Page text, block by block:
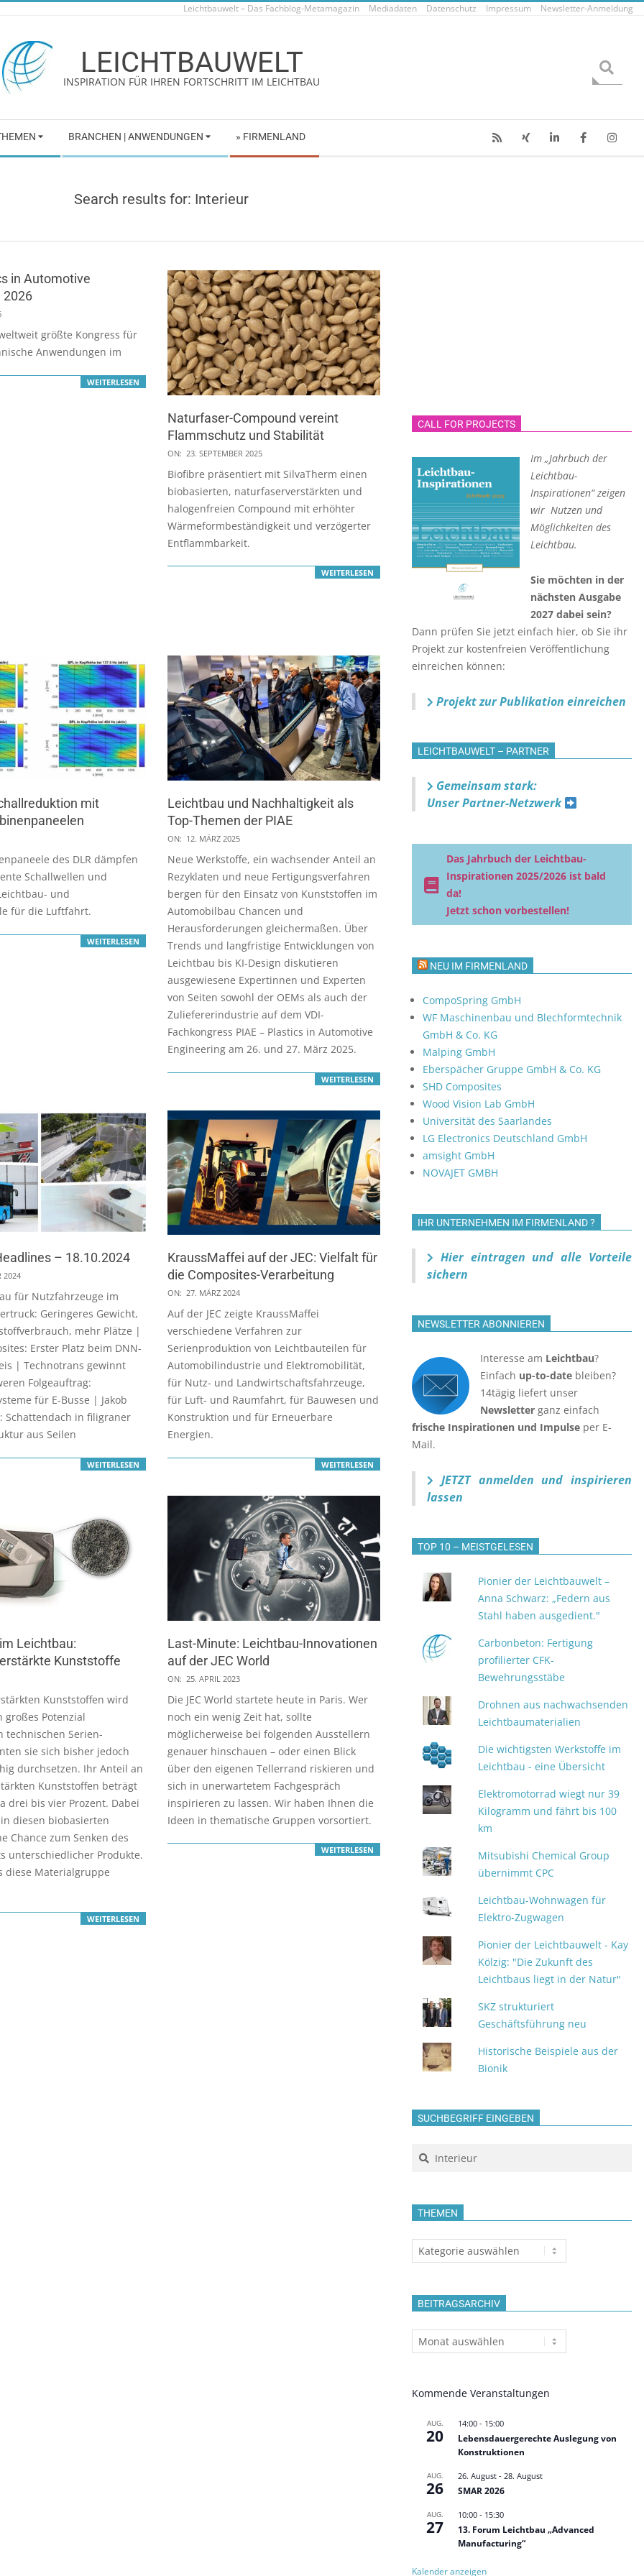
Leichtbauwelt – Das Fachblog-Metamagazin Mediadaten Datenschutz Impressum Newsletter-Anmeldung
LEICHTBAUWELT
INSPIRATION FÜR IHREN FORTSCHRITT IM LEICHTBAU
BRANCHEN | ANWENDUNGEN » FIRMENLAND
Search results for: Interieur
in Automotive
2026
größte Kongress für
Anwendungen im
WEITERLESEN
Naturfaser-Compound vereint
Flammschutz und Stabilität
2025-
09-
23
ON: 23. SEPTEMBER 2025
Biofibre präsentiert mit SilvaTherm einen
biobasierten, naturfaserverstärkten und
halogenfreien Compound mit erhöhter
Wärmeformbeständigkeit und verzögerter
Entflammbarkeit.
WEITERLESEN
mit
des DLR dämpfen
Schallwellen und
und
für die Luftfahrt.
WEITERLESEN
Leichtbau und Nachhaltigkeit als
Top-Themen der PIAE
2025-
03-
12
ON: 12. MÄRZ 2025
Neue Werkstoffe, ein wachsender Anteil an
Rezyklaten und neue Fertigungsverfahren
bergen für den Einsatz von Kunststoffen im
Automobilbau Chancen und
Herausforderungen gleichermaßen. Über
Trends und langfristige Entwicklungen von
Leichtbau bis KI-Design diskutieren
ausgewiesene Expertinnen und Experten
von Seiten sowohl der OEMs als auch der
Zuliefererindustrie auf dem VDI-
Fachkongress PIAE – Plastics in Automotive
Engineering am 26. und 27. März 2025.
WEITERLESEN
– 18.10.2024
2024
für Nutzfahrzeuge im
Geringeres Gewicht,
mehr Plätze |
Erster Platz beim DNN-
| Technotrans gewinnt
Folgeauftrag:
für E-Busse | Jakob
Schattendach in filigraner
aus Seilen
WEITERLESEN
KraussMaffei auf der JEC: Vielfalt für
die Composites-Verarbeitung
2024-
03-
27
ON: 27. MÄRZ 2024
Auf der JEC zeigte KraussMaffei
verschiedene Verfahren zur
Serienproduktion von Leichtbauteilen für
Automobilindustrie und Elektromobilität,
für Nutz- und Landwirtschaftsfahrzeuge,
für Luft- und Raumfahrt, für Bauwesen und
Konstruktion und für Erneuerbare
Energien.
WEITERLESEN
Leichtbau:
Kunststoffe
Kunststoffen wird
großes Potenzial
technischen Serien-
sie sich bisher jedoch
durchsetzen. Ihr Anteil an
Kunststoffen beträgt
drei bis vier Prozent. Dabei
diesen biobasierten
Chance zum Senken des
unterschiedlicher Produkte.
diese Materialgruppe
WEITERLESEN
Last-Minute: Leichtbau-Innovationen
auf der JEC World
2023-
04-
ON: 25. APRIL 2023
Die JEC World startete heute in Paris. Wer
noch ein wenig Zeit hat, sollte
möglicherweise bei folgenden Ausstellern
genauer hinschauen – oder einen Blick
über den eigenen Tellerrand riskieren und
sich in unerwartetem Fachgespräch
inspirieren zu lassen. Wir haben Ihnen die
Ideen in thematische Gruppen vorsortiert.
WEITERLESEN
CALL FOR PROJECTS
Im „Jahrbuch der
Leichtbau-
Inspirationen“ zeigen
wir Nutzen und
Möglichkeiten des
Leichtbau.
Sie möchten in der
nächsten Ausgabe
2027 dabei sein?
Dann prüfen Sie jetzt einfach hier, ob Sie ihr
Projekt zur kostenfreien Veröffentlichung
einreichen können:
Projekt zur Publikation einreichen
LEICHTBAUWELT – PARTNER
Gemeinsam stark:
Unser Partner-Netzwerk
Das Jahrbuch der Leichtbau-
Inspirationen 2025/2026 ist bald
da!
Jetzt schon vorbestellen!
NEU IM FIRMENLAND
CompoSpring GmbH
WF Maschinenbau und Blechformtechnik
GmbH & Co. KG
Malping GmbH
Eberspächer Gruppe GmbH & Co. KG
SHD Composites
Wood Vision Lab GmbH
Universität des Saarlandes
LG Electronics Deutschland GmbH
amsight GmbH
NOVAJET GMBH
IHR UNTERNEHMEN IM FIRMENLAND ?
Hier eintragen und alle Vorteile
sichern
NEWSLETTER ABONNIEREN
Interesse am Leichtbau?
Einfach up-to-date bleiben?
14tägig liefert unser
Newsletter ganz einfach
frische Inspirationen und Impulse per E-
Mail.
JETZT anmelden und inspirieren
lassen
TOP 10 – MEISTGELESEN
Pionier der Leichtbauwelt –
Anna Schwarz: „Federn aus
Stahl haben ausgedient."
Carbonbeton: Fertigung
profilierter CFK-
Bewehrungsstäbe
Drohnen aus nachwachsenden
Leichtbaumaterialien
Die wichtigsten Werkstoffe im
Leichtbau - eine Übersicht
Elektromotorrad wiegt nur 39
Kilogramm und fährt bis 100
km
Mitsubishi Chemical Group
übernimmt CPC
Leichtbau-Wohnwagen für
Elektro-Zugwagen
Pionier der Leichtbauwelt - Kay
Kölzig: "Die Zukunft des
Leichtbaus liegt in der Natur"
SKZ strukturiert
Geschäftsführung neu
Historische Beispiele aus der
Bionik
SUCHBEGRIFF EINGEBEN
Search
THEMEN
Themen
BEITRAGSARCHIV
Beitragsarchiv
Kommende Veranstaltungen
AUG.
20
14:00 - 15:00
Lebensdauergerechte Auslegung von
Konstruktionen
AUG.
26
26. August - 28. August
SMAR 2026
AUG.
27
10:00 - 15:30
13. Forum Leichtbau „Advanced
Manufacturing“
Kalender anzeigen